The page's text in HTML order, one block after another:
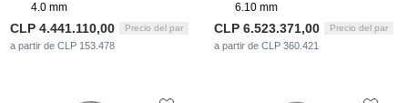
4.0 mm
CLP 4.441.110,00 Precio del par
a partir de CLP 153.478
6.10 mm
CLP 6.523.371,00 Precio del par
a partir de CLP 360.421